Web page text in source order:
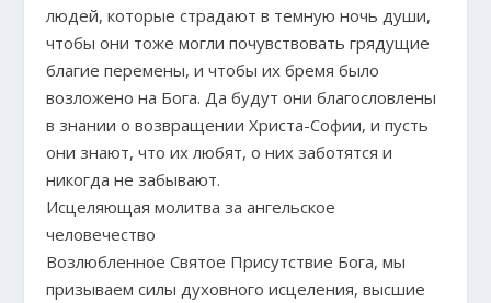
людей, которые страдают в темную ночь души,
чтобы они тоже могли почувствовать грядущие
благие перемены, и чтобы их бремя было
возложено на Бога. Да будут они благословлены
в знании о возвращении Христа-Софии, и пусть
они знают, что их любят, о них заботятся и
никогда не забывают.
Исцеляющая молитва за ангельское
человечество
Возлюбленное Святое Присутствие Бога, мы
призываем силы духовного исцеления, высшие